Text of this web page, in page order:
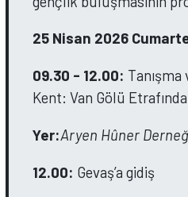
25 Nisan 2026
09.30 - 12.00: Tanışma
Kent: Van Gölü
Yer:Aryen Hûner
12.00: Gevaş’a gidiş